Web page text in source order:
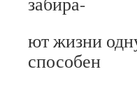
ют жизни
способен